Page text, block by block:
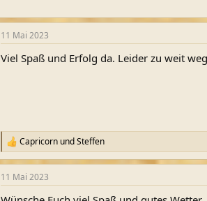
11 Mai 2023
Viel Spaß und Erfolg da. Leider zu weit
R
e
a
k
CapricornundSteffen
11 Mai 2023